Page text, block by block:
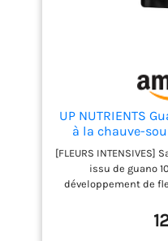
UP NUTRIENTS
à la chauve-
Engrais naturel
plantes et
floraison
[FLEURS
issu de guano
développement de
phases de floraison
organique